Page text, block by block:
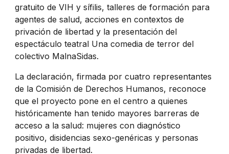
gratuito de VIH y sífilis, talleres de formación para
agentes de salud, acciones en contextos de
privación de libertad y la presentación del
espectáculo teatral Una comedia de terror del
colectivo MalnaSidas.
La declaración, firmada por cuatro representantes
de la Comisión de Derechos Humanos, reconoce
que el proyecto pone en el centro a quienes
históricamente han tenido mayores barreras de
acceso a la salud: mujeres con diagnóstico
positivo, disidencias sexo-genéricas y personas
privadas de libertad.